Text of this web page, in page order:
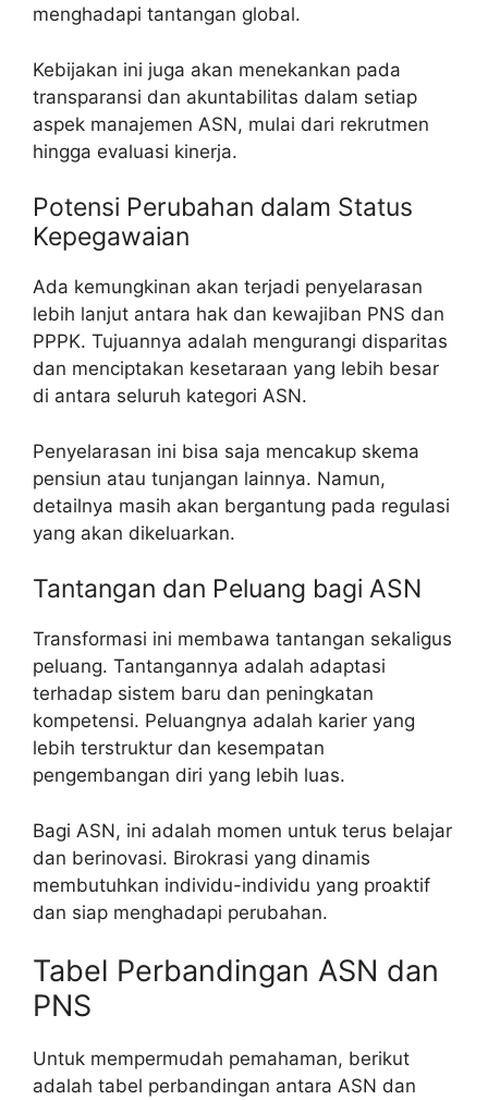
menghadapi tantangan global.
Kebijakan ini juga akan menekankan pada
transparansi dan akuntabilitas dalam setiap
aspek manajemen ASN, mulai dari rekrutmen
hingga evaluasi kinerja.
Potensi Perubahan dalam Status
Kepegawaian
Ada kemungkinan akan terjadi penyelarasan
lebih lanjut antara hak dan kewajiban PNS dan
PPPK. Tujuannya adalah mengurangi disparitas
dan menciptakan kesetaraan yang lebih besar
di antara seluruh kategori ASN.
Penyelarasan ini bisa saja mencakup skema
pensiun atau tunjangan lainnya. Namun,
detailnya masih akan bergantung pada regulasi
yang akan dikeluarkan.
Tantangan dan Peluang bagi ASN
Transformasi ini membawa tantangan sekaligus
peluang. Tantangannya adalah adaptasi
terhadap sistem baru dan peningkatan
kompetensi. Peluangnya adalah karier yang
lebih terstruktur dan kesempatan
pengembangan diri yang lebih luas.
Bagi ASN, ini adalah momen untuk terus belajar
dan berinovasi. Birokrasi yang dinamis
membutuhkan individu-individu yang proaktif
dan siap menghadapi perubahan.
Tabel Perbandingan ASN dan
PNS
Untuk mempermudah pemahaman, berikut
adalah tabel perbandingan antara ASN dan